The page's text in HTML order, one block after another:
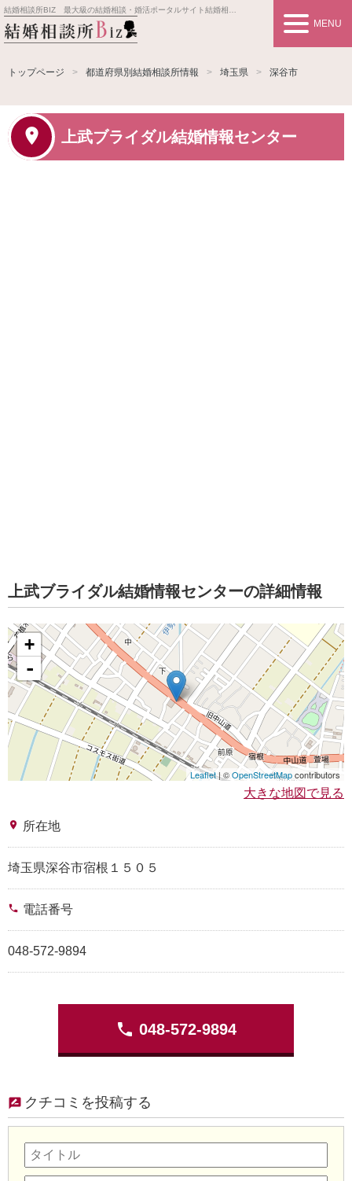
結婚相談所BIZ 最大級の結婚相談・婚活ポータルサイト結婚相談所事業者情報や婚活お見合いの悩み、対策を紹介します。
MENU
トップページ 都道府県別結婚相談所情報 埼玉県 深谷市
上武ブライダル結婚情報センター
上武ブライダル結婚情報センターの詳細情報
+
-
Leaflet| ©OpenStreetMapcontributors
大きな地図で見る
place 所在地
埼玉県深谷市宿根１５０５
phone 電話番号
048-572-9894
phone 048-572-9894
クチコミを投稿する